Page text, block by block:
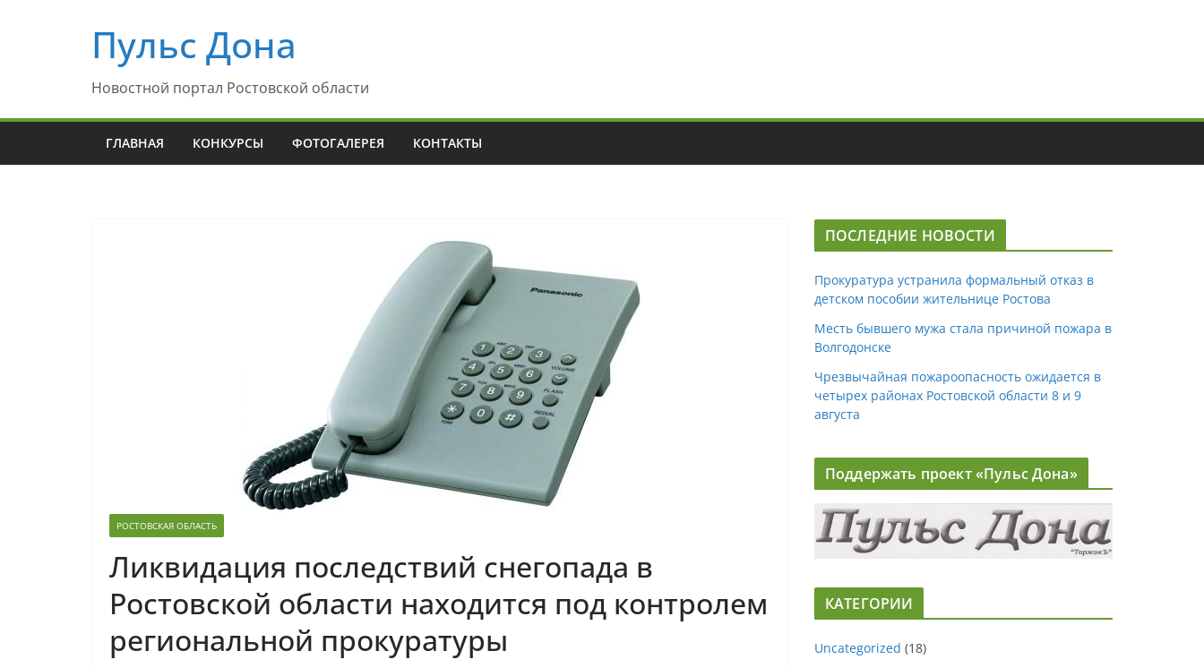
содержимомуПульс Дона
Новостной портал Ростовской области
ГЛАВНАЯ КОНКУРСЫ ФОТОГАЛЕРЕЯ КОНТАКТЫ
РОСТОВСКАЯ ОБЛАСТЬ
Ликвидация последствий снегопада в
Ростовской области находится под контролем
региональной прокуратуры
ПОСЛЕДНИЕ НОВОСТИ
Прокуратура устранила формальный отказ в
детском пособии жительнице Ростова
Месть бывшего мужа стала причиной пожара в
Волгодонске
Чрезвычайная пожароопасность ожидается в
четырех районах Ростовской области 8 и 9
августа
Поддержать проект «Пульс Дона»
КАТЕГОРИИ
Uncategorized (18)